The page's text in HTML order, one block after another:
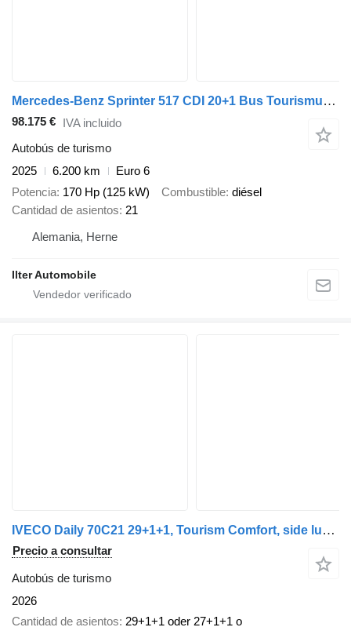
Mercedes-Benz Sprinter 517 CDI 20+1 Bus Tourismus VIP Klima LE
98.175 € IVA incluido
Autobús de turismo
2025
6.200 km
Euro 6
Potencia 170 Hp (125 kW) Combustible diésel
Cantidad de asientos 21
Alemania, Herne
Ilter Automobile
IVECO Daily 70C21 29+1+1, Tourism Comfort, side luggage + 1,5m³ rear l
Precio a consultar
Autobús de turismo
2026
Cantidad de asientos 29+1+1 oder 27+1+1 o